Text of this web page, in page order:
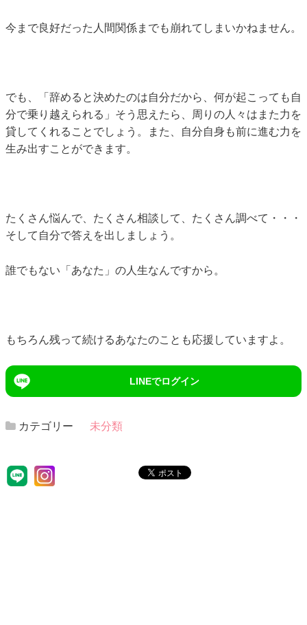
今まで良好だった人間関係までも崩れてしまいかねません。
でも、「辞めると決めたのは自分だから、何が起こっても自
分で乗り越えられる」そう思えたら、周りの人々はまた力を
貸してくれることでしょう。また、自分自身も前に進む力を
生み出すことができます。
たくさん悩んで、たくさん相談して、たくさん調べて・・・
そして自分で答えを出しましょう。
誰でもない「あなた」の人生なんですから。
もちろん残って続けるあなたのことも応援していますよ。
LINEでログイン
カテゴリー 未分類